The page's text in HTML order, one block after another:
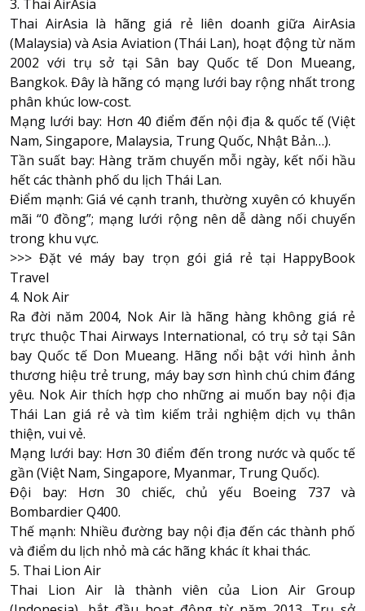
3. Thai AirAsia
Thai AirAsia là hãng giá rẻ liên doanh giữa AirAsia
(Malaysia) và Asia Aviation (Thái Lan), hoạt động từ năm
2002 với trụ sở tại Sân bay Quốc tế Don Mueang,
Bangkok. Đây là hãng có mạng lưới bay rộng nhất trong
phân khúc low-cost.
Mạng lưới bay: Hơn 40 điểm đến nội địa & quốc tế (Việt
Nam, Singapore, Malaysia, Trung Quốc, Nhật Bản…).
Tần suất bay: Hàng trăm chuyến mỗi ngày, kết nối hầu
hết các thành phố du lịch Thái Lan.
Điểm mạnh: Giá vé cạnh tranh, thường xuyên có khuyến
mãi “0 đồng”; mạng lưới rộng nên dễ dàng nối chuyến
trong khu vực.
>>>Đặt vé máy bay trọn gói giá rẻ tại HappyBook
Travel
4. Nok Air
Ra đời năm 2004, Nok Air là hãng hàng không giá rẻ
trực thuộc Thai Airways International, có trụ sở tại Sân
bay Quốc tế Don Mueang. Hãng nổi bật với hình ảnh
thương hiệu trẻ trung, máy bay sơn hình chú chim đáng
yêu. Nok Air thích hợp cho những ai muốn bay nội địa
Thái Lan giá rẻ và tìm kiếm trải nghiệm dịch vụ thân
thiện, vui vẻ.
Mạng lưới bay: Hơn 30 điểm đến trong nước và quốc tế
gần (Việt Nam, Singapore, Myanmar, Trung Quốc).
Đội bay: Hơn 30 chiếc, chủ yếu Boeing 737 và
Bombardier Q400.
Thế mạnh: Nhiều đường bay nội địa đến các thành phố
và điểm du lịch nhỏ mà các hãng khác ít khai thác.
5. Thai Lion Air
Thai Lion Air là thành viên của Lion Air Group